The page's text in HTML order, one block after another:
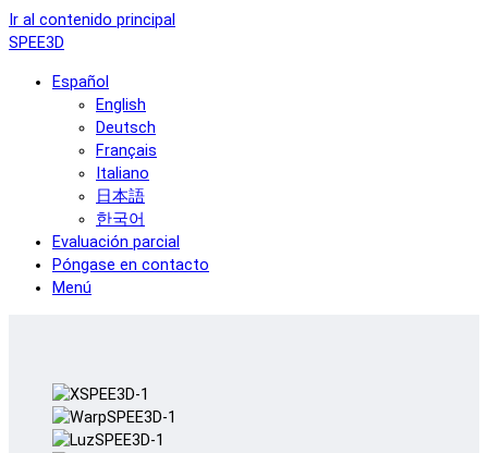
Ir al contenido principal
SPEE3D
Español
English
Deutsch
Français
Italiano
日本語
한국어
Evaluación parcial
Póngase en contacto
Menú